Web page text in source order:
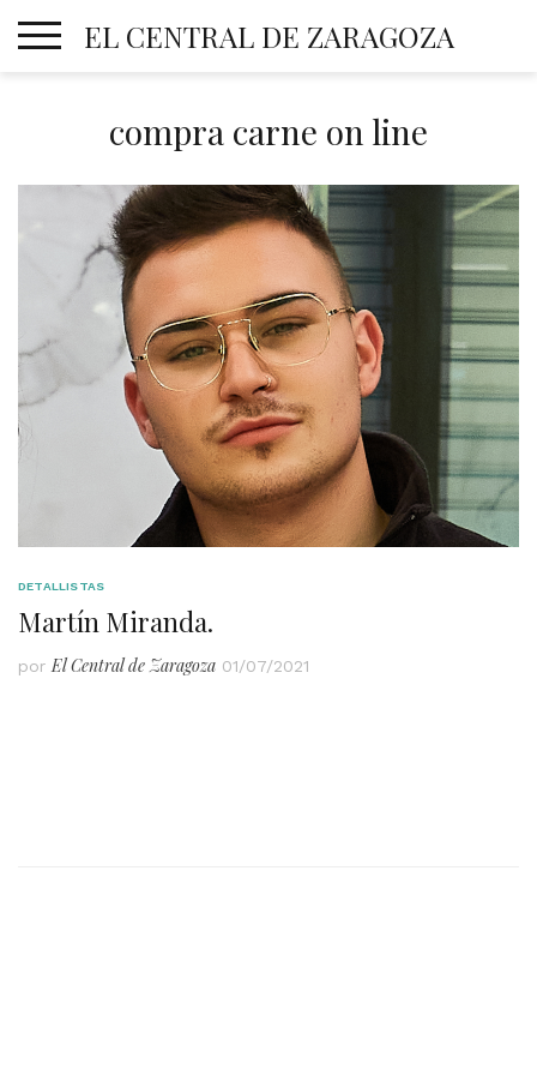
EL CENTRAL DE ZARAGOZA
compra carne on line
DETALLISTAS
Martín Miranda.
por El Central de Zaragoza 01/07/2021